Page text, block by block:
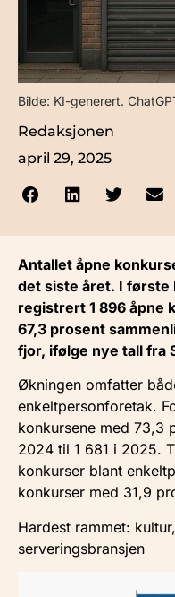
Bilde: KI-generert.
Redaksjonen
april 29, 2025
Antallet åpne
det siste året. I første
registrert 1 896 åpne
67,3 prosent
fjor, ifølge nye tall fra
Økningen omfatter
enkeltpersonforetak.
konkursene med 73,3
2024 til 1 681 i 2025.
konkurser blant
konkurser med 31,9
Hardest rammet:
serveringsbransjen